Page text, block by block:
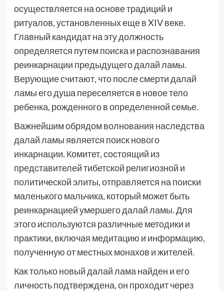
осуществляется на основе традиций и
ритуалов, установленных еще в XIV веке.
Главный кандидат на эту должность
определяется путем поиска и распознавания
реинкарнации предыдущего далай ламы.
Верующие считают, что после смерти далай
ламы его душа переселяется в новое тело
ребенка, рожденного в определенной семье.
Важнейшим обрядом волнования наследства
далай ламы является поиск нового
инкарнации. Комитет, состоящий из
представителей тибетской религиозной и
политической элиты, отправляется на поиски
маленького мальчика, который может быть
реинкарнацией умершего далай ламы. Для
этого используются различные методики и
практики, включая медитацию и информацию,
полученную от местных монахов и жителей.
Как только новый далай лама найден и его
личность подтверждена, он проходит через